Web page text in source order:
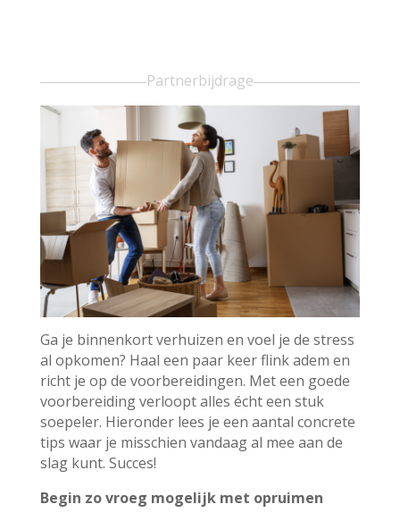
Partnerbijdrage
Ga je binnenkort verhuizen en voel je de stress
al opkomen? Haal een paar keer flink adem en
richt je op de voorbereidingen. Met een goede
voorbereiding verloopt alles écht een stuk
soepeler. Hieronder lees je een aantal concrete
tips waar je misschien vandaag al mee aan de
slag kunt. Succes!
Begin zo vroeg mogelijk met opruimen